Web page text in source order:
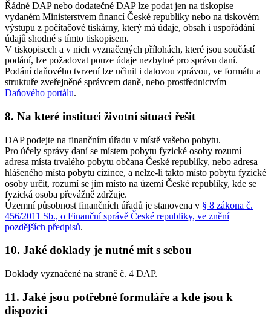
Řádné DAP nebo dodatečné DAP lze podat jen na tiskopise
vydaném Ministerstvem financí České republiky nebo na tiskovém
výstupu z počítačové tiskárny, který má údaje, obsah i uspořádání
údajů shodné s tímto tiskopisem.
V tiskopisech a v nich vyznačených přílohách, které jsou součástí
podání, lze požadovat pouze údaje nezbytné pro správu daní.
Podání daňového tvrzení lze učinit i datovou zprávou, ve formátu a
struktuře zveřejněné správcem daně, nebo prostřednictvím
Daňového portálu.
8. Na které instituci životní situaci řešit
DAP podejte na finančním úřadu v místě vašeho pobytu.
Pro účely správy daní se místem pobytu fyzické osoby rozumí
adresa místa trvalého pobytu občana České republiky, nebo adresa
hlášeného místa pobytu cizince, a nelze-li takto místo pobytu fyzické
osoby určit, rozumí se jím místo na území České republiky, kde se
fyzická osoba převážně zdržuje.
Územní působnost finančních úřadů je stanovena v § 8 zákona č.
456/2011 Sb., o Finanční správě České republiky, ve znění
pozdějších předpisů.
10. Jaké doklady je nutné mít s sebou
Doklady vyznačené na straně č. 4 DAP.
11. Jaké jsou potřebné formuláře a kde jsou k
dispozici